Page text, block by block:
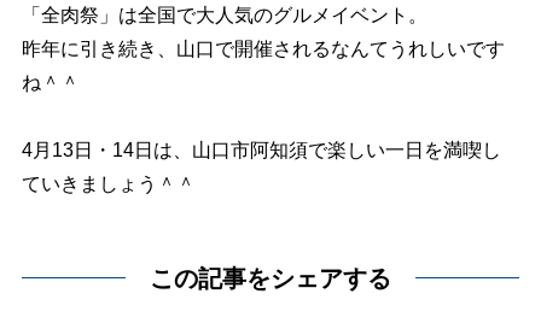
「全肉祭」は全国で大人気のグルメイベント。
昨年に引き続き、山口で開催されるなんてうれしいです
ね＾＾
4月13日・14日は、山口市阿知須で楽しい一日を満喫し
ていきましょう＾＾
この記事をシェアする